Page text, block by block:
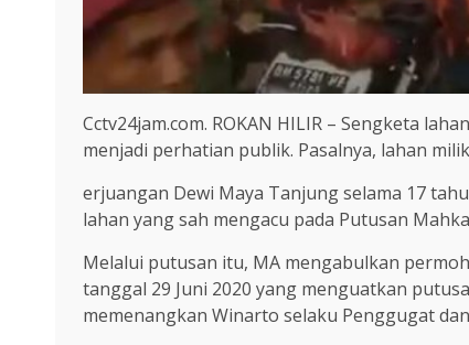
Cctv24jam.com. ROKAN HILIR – Sengketa
menjadi perhatian publik. Pasalnya, lahan
erjuangan Dewi Maya Tanjung selama 17
lahan yang sah mengacu pada Putusan
Melalui putusan itu, MA mengabulkan
tanggal 29 Juni 2020 yang menguatkan
memenangkan Winarto selaku Penggugat